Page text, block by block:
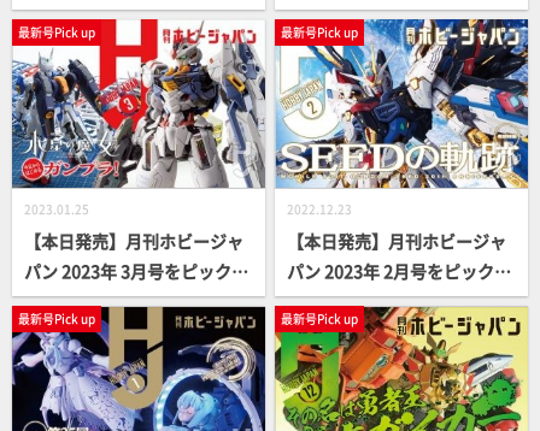
ップ！
ップ！
最新号Pick up
2023.01.25
【本日発売】月刊ホビージャ
パン 2023年 3月号をピックア
ップ！
最新号Pick up
2022.12.23
【本日発売】月刊ホビージャ
パン 2023年 2月号をピックア
ップ！
最新号Pick up 最新号Pick up